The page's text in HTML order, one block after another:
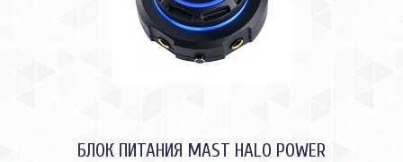
БЛОК ПИТАНИЯ MAST HALO POWER